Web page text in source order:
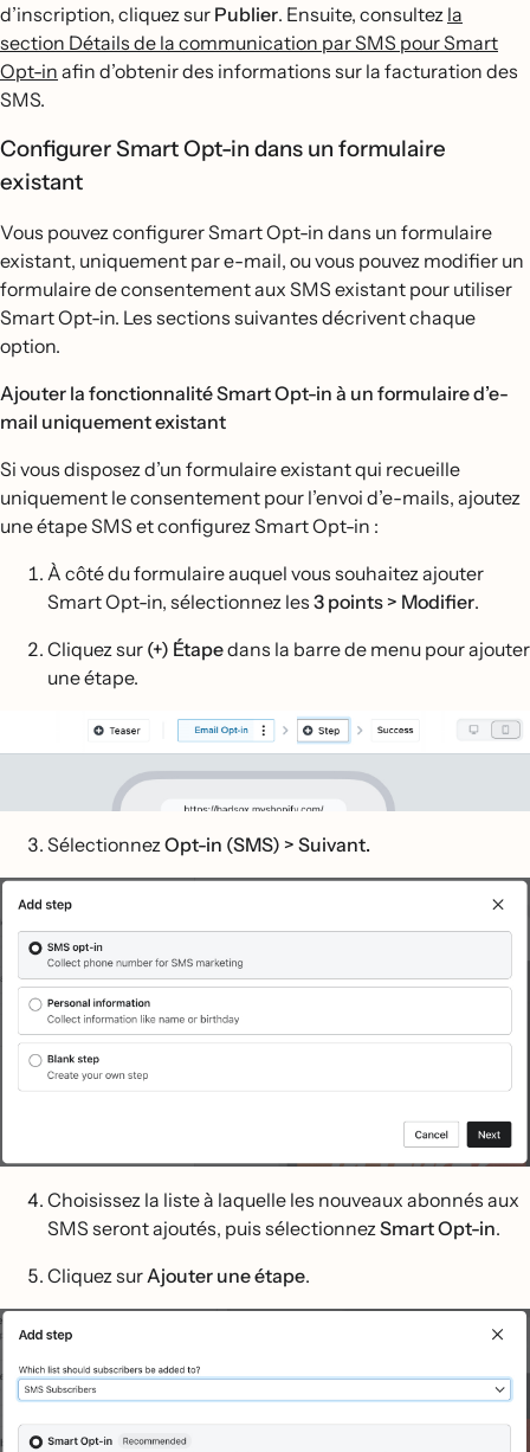
d’inscription, cliquez sur Publier. Ensuite, consultez la
section Détails de la communication par SMS pour Smart
Opt-in afin d’obtenir des informations sur la facturation des
SMS.
Configurer Smart Opt-in dans un formulaire
existant
Vous pouvez configurer Smart Opt-in dans un formulaire
existant, uniquement par e-mail, ou vous pouvez modifier un
formulaire de consentement aux SMS existant pour utiliser
Smart Opt-in. Les sections suivantes décrivent chaque
option.
Ajouter la fonctionnalité Smart Opt-in à un formulaire d’e-
mail uniquement existant
Si vous disposez d’un formulaire existant qui recueille
uniquement le consentement pour l’envoi d’e-mails, ajoutez
une étape SMS et configurez Smart Opt-in :
À côté du formulaire auquel vous souhaitez ajouter
Smart Opt-in, sélectionnez les 3 points > Modifier.
Cliquez sur (+) Étapedans la barre de menu pour ajouter
une étape.
SélectionnezOpt-in (SMS) > Suivant.
Choisissez la liste à laquelle les nouveaux abonnés aux
SMS seront ajoutés, puis sélectionnez Smart Opt-in.
Cliquez sur Ajouter une étape.